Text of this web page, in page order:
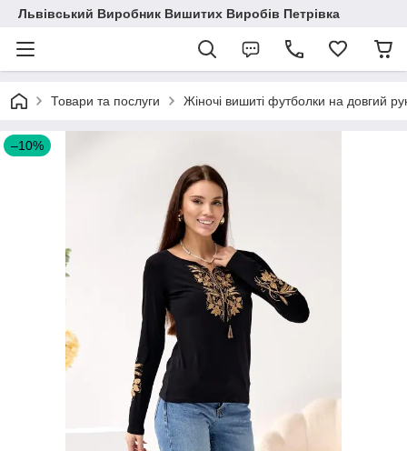
Львівський Виробник Вишитих Виробів Петрівка
Товари та послуги Жіночі вишиті футболки на довгий
–10%